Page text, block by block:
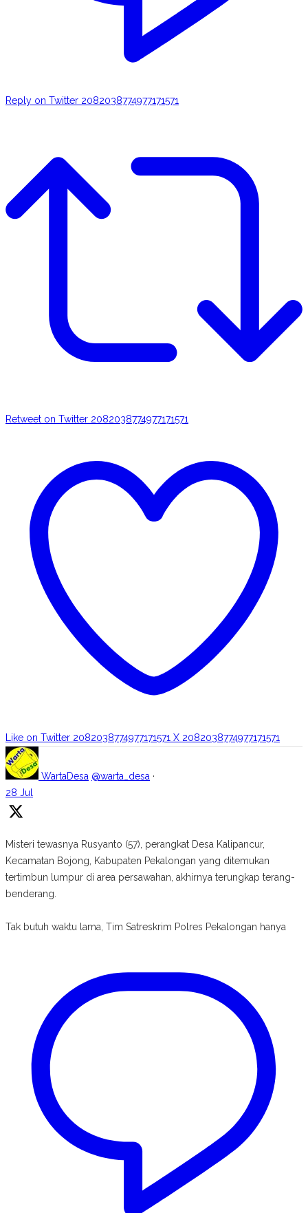
Reply on Twitter 2082038774977171571
Retweet on Twitter 2082038774977171571
Like on Twitter 2082038774977171571 X 2082038774977171571
WartaDesa @warta_desa ·
28 Jul
Misteri tewasnya Rusyanto (57), perangkat Desa Kalipancur,
Kecamatan Bojong, Kabupaten Pekalongan yang ditemukan
tertimbun lumpur di area persawahan, akhirnya terungkap terang-
benderang.
Tak butuh waktu lama, Tim Satreskrim Polres Pekalongan hanya